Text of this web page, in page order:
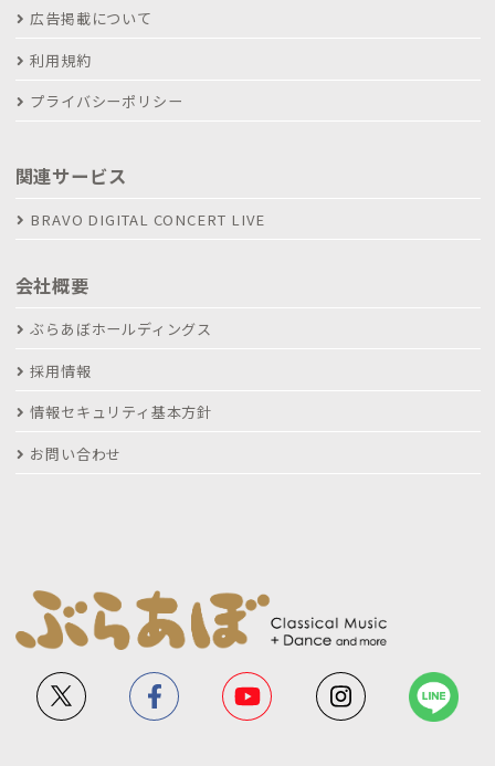
広告掲載について
利用規約
プライバシーポリシー
関連サービス
BRAVO DIGITAL CONCERT LIVE
会社概要
ぶらあぼホールディングス
採用情報
情報セキュリティ基本方針
お問い合わせ